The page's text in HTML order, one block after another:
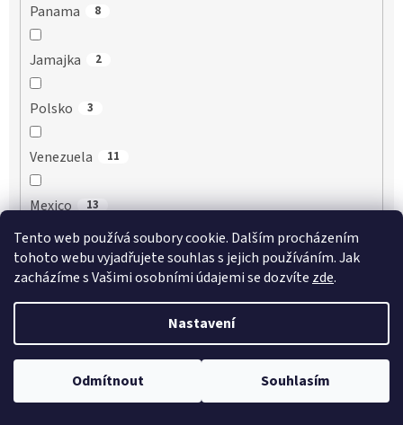
Tento web používá soubory cookie. Dalším procházením
tohoto webu vyjadřujete souhlas s jejich používáním. Jak
zacházíme s Vašimi osobními údajemi se dozvíte zde.
Nastavení
Odmítnout Souhlasím
Panama 8
Jamajka 2
Polsko 3
Venezuela 11
Mexico 13
Guatemala 1
Filipíny 3
Kanada 2
Mauritius 1